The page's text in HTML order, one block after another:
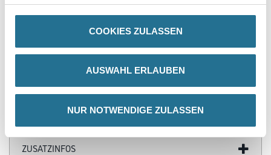
COOKIES ZULASSEN
AUSWAHL ERLAUBEN
NUR NOTWENDIGE ZULASSEN
- Das einzigartige staubfreie Schleiferlebnis
- Extreme Lebensdauer aufgrund der Netzschleifstruktur (bis zu
10 Mal länger als Standardprodukte)
- Beschleunigt die Oberflächenbearbeitung
- Geeignet für alle Schleifmaschinen – unabhängig von der
ZUSATZINFOS